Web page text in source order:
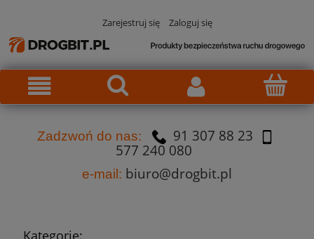
Zarejestruj się Zaloguj się
Zadzwoń do nas:
91 307 88 23
577 240 080
e-mail: biuro@drogbit.pl